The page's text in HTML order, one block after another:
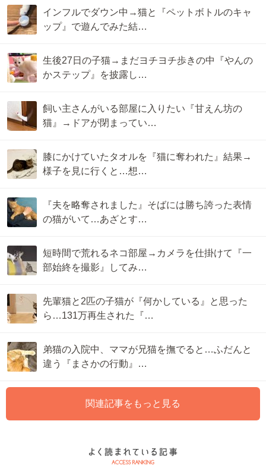
インフルでダウン中→猫と『ペットボトルのキャ
ップ』で遊んでみた結…
生後27日の子猫→まだヨチヨチ歩きの中『やんの
かステップ』を披露し…
飼い主さんがいる部屋に入りたい『甘えん坊の
猫』→ドアが閉まってい…
膝にかけていたタオルを『猫に奪われた』結果→
様子を見に行くと…想…
『夫を略奪されました』そばには勝ち誇った表情
の猫がいて…あざとす…
短時間で荒れるネコ部屋→カメラを仕掛けて『一
部始終を撮影』してみ…
先輩猫と2匹の子猫が『何かしている』と思った
ら…131万再生された『…
弟猫の入院中、ママが兄猫を撫でると…ふだんと
違う『まさかの行動』…
関連記事をもっと見る